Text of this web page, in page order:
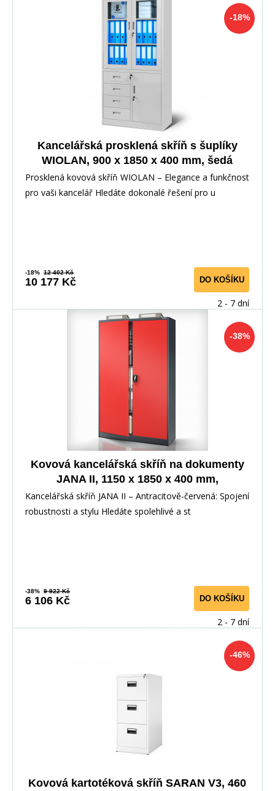
-18%
Kancelářská prosklená skříň s šuplíky
WIOLAN, 900 x 1850 x 400 mm, šedá
Prosklená kovová skříň WIOLAN – Elegance a funkčnost
pro vaši kancelář Hledáte dokonalé řešení pro u
-18% 12 402 Kč
10 177 Kč DO KOŠÍKU
2 - 7 dní
-38%
Kovová kancelářská skříň na dokumenty
JANA II, 1150 x 1850 x 400 mm,
Antracitovo-červená
Kancelářská skříň JANA II – Antracitově-červená: Spojení
robustnosti a stylu Hledáte spolehlivé a st
-38% 9 922 Kč
6 106 Kč DO KOŠÍKU
2 - 7 dní
-46%
Kovová kartotéková skříň SARAN V3, 460